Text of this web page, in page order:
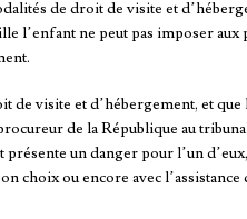
de droit de visite et
l’enfant ne peut pas imposer aux
de visite et d’hébergement, et
de la République au
présente un danger pour l’un
choix ou encore avec